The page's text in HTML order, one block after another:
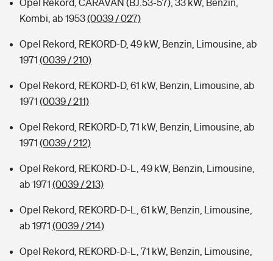
Sie haben Fragen?
Zur Übersicht
Tools
Kinderunfall-Check: Mehr Sicherheit für deine Kids
Typklassen: So ist Ihr Auto eingestuft
Opel Rekord, CARAVAN (BJ.53-57), 33 kW, Benzin,
Kombi, ab 1953(0039 / 027)
Opel Rekord, REKORD-D, 49 kW, Benzin, Limousine, ab
1971 (0039 / 210)
Opel Rekord, REKORD-D, 61 kW, Benzin, Limousine, ab
1971 (0039 / 211)
Opel Rekord, REKORD-D, 71 kW, Benzin, Limousine, ab
1971 (0039 / 212)
Opel Rekord, REKORD-D-L, 49 kW, Benzin, Limousine,
ab 1971 (0039 / 213)
Opel Rekord, REKORD-D-L, 61 kW, Benzin, Limousine,
ab 1971 (0039 / 214)
Opel Rekord, REKORD-D-L, 71 kW, Benzin, Limousine,